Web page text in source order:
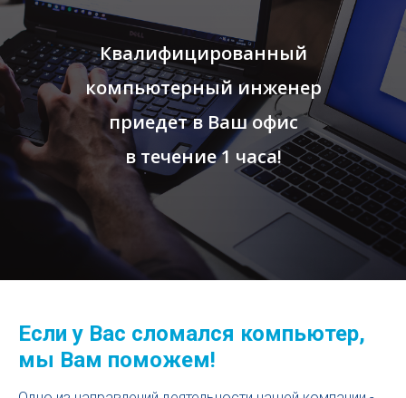
Квалифицированный
компьютерный инженер
приедет в Ваш офис
в течение 1 часа!
Если у Вас сломался компьютер,
мы Вам поможем!